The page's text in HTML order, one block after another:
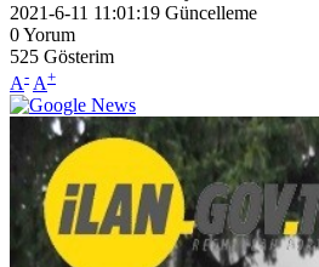
2021-6-11 11:01:19 Güncelleme
0Yorum
525 Gösterim
A- A+